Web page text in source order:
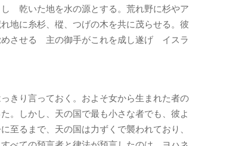
乾いた地を水の源とする。荒れ野に杉やア
に糸杉、樅、つげの木を共に茂らせる。彼
させる 主の御手がこれを成し遂げ イスラ
きり言っておく。およそ女から生まれた者の
。しかし、天の国で最も小さな者でも、彼よ
至るまで、天の国は力ずくで襲われており、